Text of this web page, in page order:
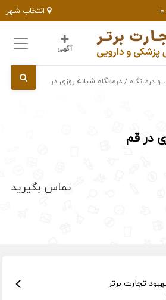
انتخاب شهر
آگهی
و درمانگاه / درمانگاه شبانه روزی در
در قم
تماس بگیرید
تجارت برتر